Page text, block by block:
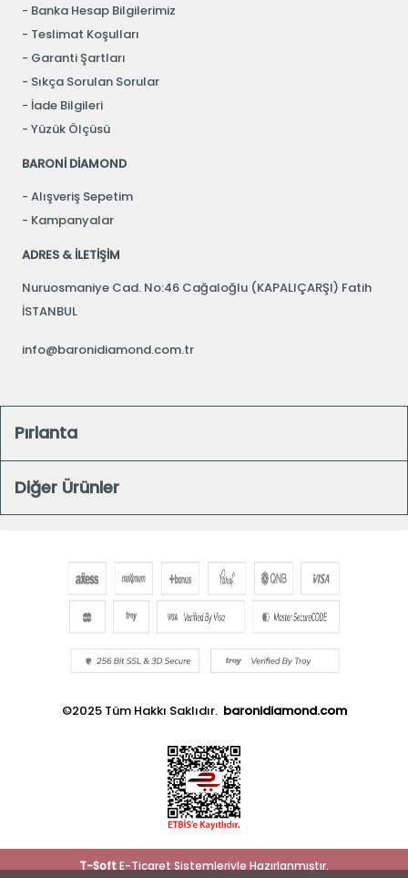
Banka Hesap Bilgilerimiz
Teslimat Koşulları
Garanti Şartları
Sıkça Sorulan Sorular
İade Bilgileri
Yüzük Ölçüsü
BARONİ DİAMOND
Alışveriş Sepetim
Kampanyalar
ADRES & İLETİŞİM
Nuruosmaniye Cad. No:46 Cağaloğlu (KAPALIÇARŞI) Fatih
İSTANBUL
info@baronidiamond.com.tr
Pırlanta
Diğer Ürünler
©2025 Tüm Hakkı Saklıdır. baronidiamond.com
T-SoftE-Ticaret Sistemleriyle Hazırlanmıştır.